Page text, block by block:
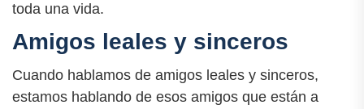
toda una vida.
Amigos leales y sinceros
Cuando hablamos de amigos leales y sinceros,
estamos hablando de esos amigos que están a